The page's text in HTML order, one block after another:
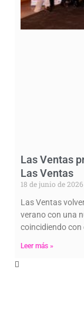
Las Ventas
Las Ventas
18 de junio de 2026
Las Ventas
verano con una
coincidiendo con
Leer más »